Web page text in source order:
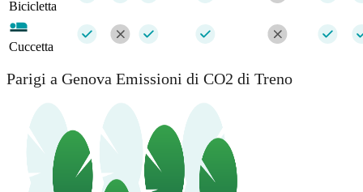
Bicicletta
Cuccetta
Parigi a Genova Emissioni di CO2 di Treno